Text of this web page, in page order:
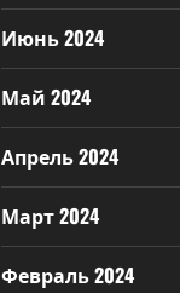
Июнь 2024
Май 2024
Апрель 2024
Март 2024
Февраль 2024